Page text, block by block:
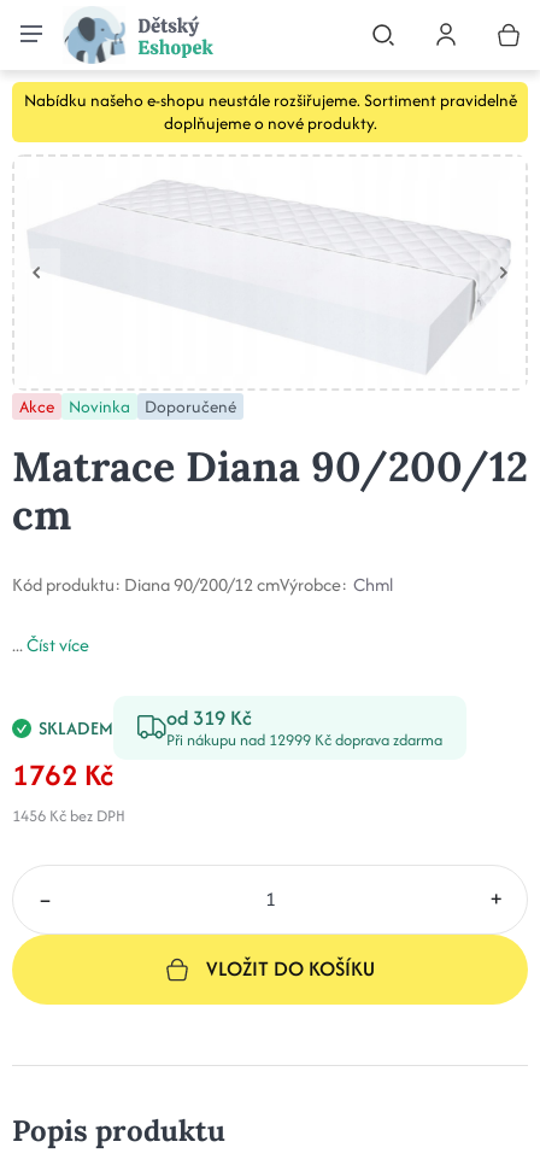
Nabídku našeho e-shopu neustále rozšiřujeme. Sortiment pravidelně
doplňujeme o nové produkty.
Akce Novinka Doporučené
Matrace Diana 90/200/12
cm
Kód produktu: Diana 90/200/12 cmVýrobce: Chml
...Číst více
SKLADEM od 319 Kč
Při nákupu nad 12999 Kč doprava zdarma
1762 Kč
1456 Kč bez DPH
– +
VLOŽIT DO KOŠÍKU
Popis produktu